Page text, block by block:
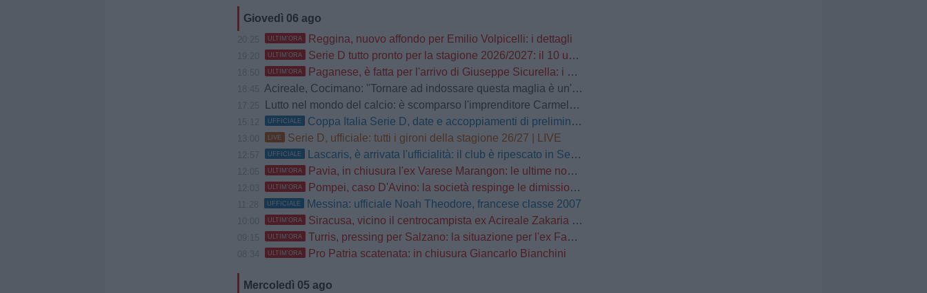
Giovedì 06 ago
ULTIM'ORA Reggina, nuovo affondo per Emilio Volpicelli: i dettagli
ULTIM'ORA Serie D tutto pronto per la stagione 2026/2027: il 10 usciranno i calendari
ULTIM'ORA Paganese, è fatta per l'arrivo di Giuseppe Sicurella: i dettagli
Acireale, Cocimano: "Tornare ad indossare questa maglia è un'emozione fortissima. Mi ha convinto la serietà della società"
Lutto nel mondo del calcio: è scomparso l'imprenditore Carmelo Cogliandro
UFFICIALE Coppa Italia Serie D, date e accoppiamenti di preliminari e primo turno
LIVE Serie D, ufficiale: tutti i gironi della stagione 26/27 | LIVE
UFFICIALE Lascaris, è arrivata l'ufficialità: il club è ripescato in Serie D
ULTIM'ORA Pavia, in chiusura l'ex Varese Marangon: le ultime novità
ULTIM'ORA Pompei, caso D'Avino: la società respinge le dimissioni del Direttore Generale
UFFICIALE Messina: ufficiale Noah Theodore, francese classe 2007
ULTIM'ORA Siracusa, vicino il centrocampista ex Acireale Zakaria Daqoune
ULTIM'ORA Turris, pressing per Salzano: la situazione per l'ex Fasano
ULTIM'ORA Pro Patria scatenata: in chiusura Giancarlo Bianchini
Mercoledì 05 ago